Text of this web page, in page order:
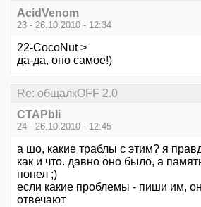
AcidVenom
23 - 26.10.2010 - 12:34
22-CocoNut >
да-да, оно самое!)
Re: общалкOFF 2.0
CTAPbIi
24 - 26.10.2010 - 12:45
а шо, какие траблы с этим? я
как и что. давно оно было, а
понел ;)
если какие проблемы - пиши им,
отвечают